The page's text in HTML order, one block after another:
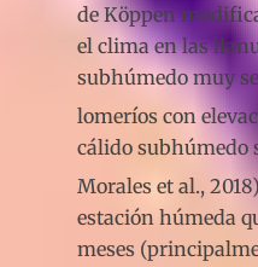
de Köppen
el clima en las
subhúmedo muy
lomeríos con
cálido subhúmedo
Morales et al.,
estación húmeda
meses